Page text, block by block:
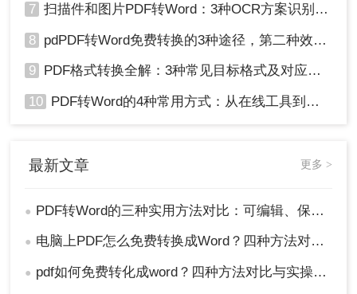
7 扫描件和图片PDF转Word：3种OCR方案识别率实测！
8 pdPDF转Word免费转换的3种途径，第二种效率最高！
9 PDF格式转换全解：3种常见目标格式及对应操作方法！
10 PDF转Word的4种常用方式：从在线工具到桌面软件全梳理！
最新文章 更多 >
● PDF转Word的三种实用方法对比：可编辑、保格式、避风险！
● 电脑上PDF怎么免费转换成Word？四种方法对比与实操指南（附详细表格）!
● pdf如何免费转化成word？四种方法对比与实操指南（附详细表格）